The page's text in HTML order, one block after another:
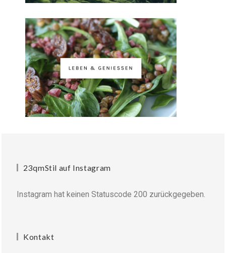
23qmStil auf Instagram
Instagram hat keinen Statuscode 200 zurückgegeben.
Kontakt